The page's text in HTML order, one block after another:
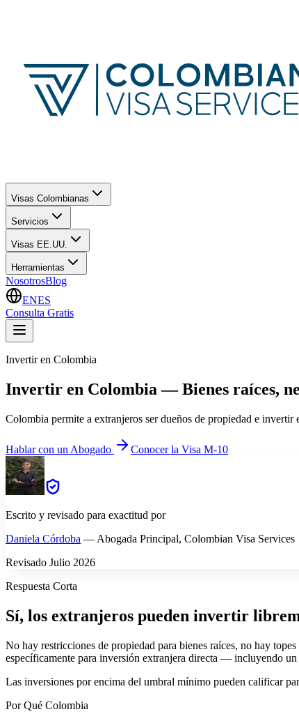
Visas Colombianas
Servicios
Visas EE.UU.
Herramientas
NosotrosBlog
ENES
Consulta Gratis
Invertir en Colombia
Invertir en Colombia — Bienes raíces,
Colombia permite a extranjeros ser dueños de propiedad e invertir
Hablar con un Abogado Conocer la Visa M-10
Escrito y revisado para exactitud por
Daniela Córdoba — Abogada Principal, Colombian Visa Services
Revisado Julio 2026
Respuesta Corta
Sí, los extranjeros pueden invertir
No hay restricciones de propiedad para bienes raíces, no hay
específicamente para inversión extranjera directa — incluyendo
Las inversiones por encima del umbral mínimo pueden calificar
Por Qué Colombia